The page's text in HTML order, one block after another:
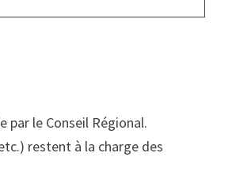
par le Conseil Régional.
restent à la charge des